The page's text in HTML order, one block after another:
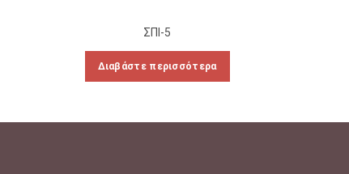
ΣΠΙ-5
Διαβάστε περισσότερα